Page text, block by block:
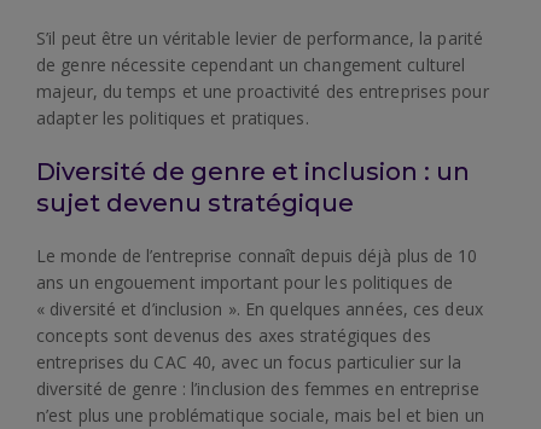
S’il peut être un véritable levier de performance, la parité
de genre nécessite cependant un changement culturel
majeur, du temps et une proactivité des entreprises pour
adapter les politiques et pratiques.
Diversité de genre et inclusion : un
sujet devenu stratégique
Le monde de l’entreprise connaît depuis déjà plus de 10
ans un engouement important pour les politiques de
« diversité et d’inclusion ». En quelques années, ces deux
concepts sont devenus des axes stratégiques des
entreprises du CAC 40, avec un focus particulier sur la
diversité de genre : l’inclusion des femmes en entreprise
n’est plus une problématique sociale, mais bel et bien un